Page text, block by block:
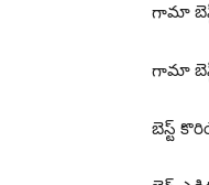
గామా
గామా
బెస్ట్